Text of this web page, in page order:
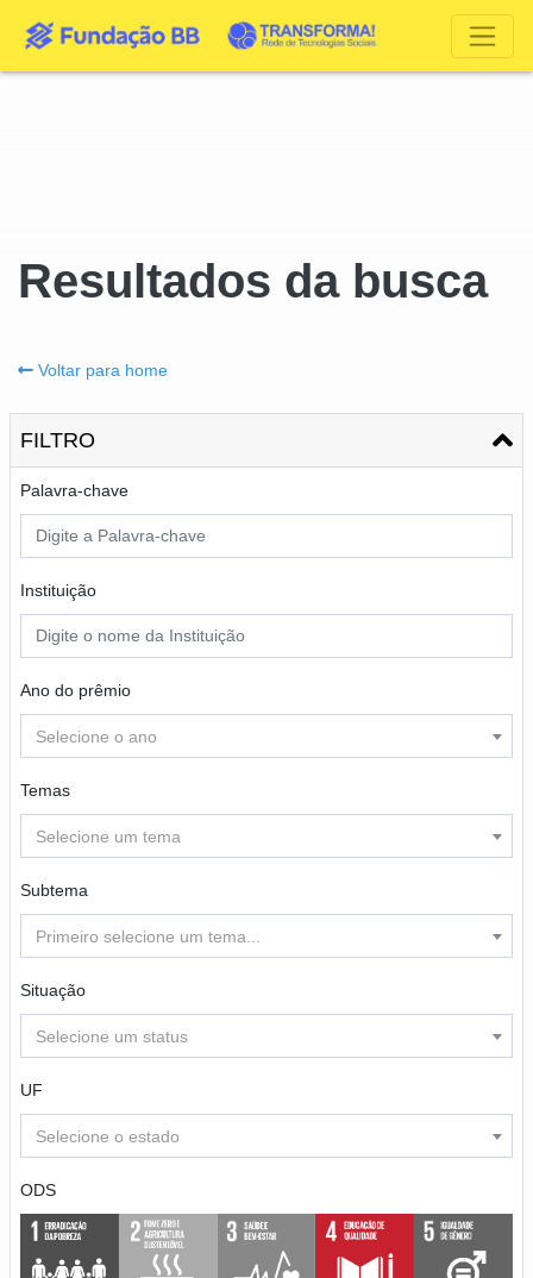
Resultados da busca
Voltar para home
FILTRO
Palavra-chave
Instituição
Ano do prêmio
Selecione o ano
Temas
Selecione um tema
Subtema
Primeiro selecione um tema...
Situação
Selecione um status
UF
Selecione o estado
ODS